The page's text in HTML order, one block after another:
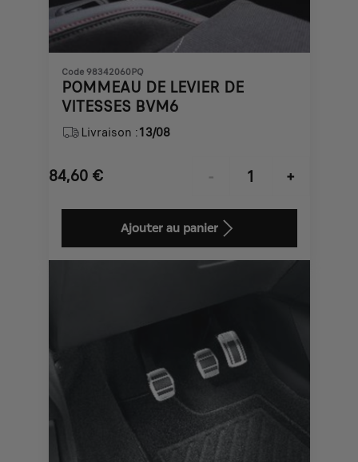
Code 98342060PQ
POMMEAU DE LEVIER DE
VITESSES BVM6
Livraison :13/08
84,60 €
Price
84,60
€
-
+
Quantity
to:
1
Ajouter au panier